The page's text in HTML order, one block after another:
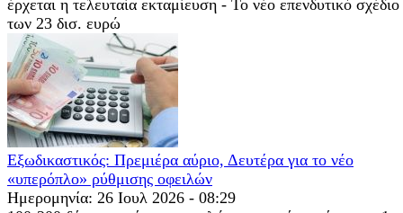
έρχεται η τελευταία εκταμίευση - Το νέο επενδυτικό σχέδιο
των 23 δισ. ευρώ
Εξωδικαστικός: Πρεμιέρα αύριο, Δευτέρα για το νέο
«υπερόπλο» ρύθμισης οφειλών
Ημερομηνία: 26 Ιουλ 2026 - 08:29